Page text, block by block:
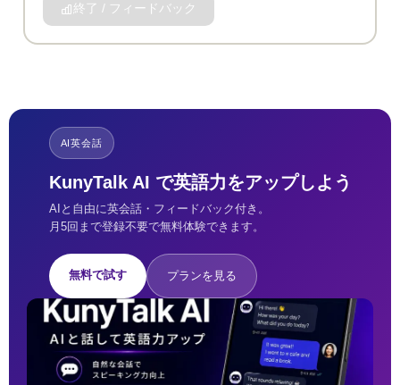
終了 / フィードバック
AI英会話
KunyTalk AI で英語力をアップしよう
AIと自由に英会話・フィードバック付き。
月5回まで登録不要で無料体験できます。
無料で試す プランを見る